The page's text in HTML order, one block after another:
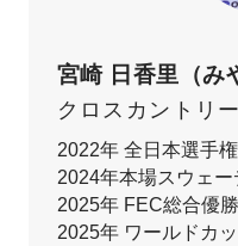
宮崎 日香里（み
クロスカントリ
2022年 全日本選手
2024年本場スウェ
2025年 FEC総合優
2025年 ワールドカ